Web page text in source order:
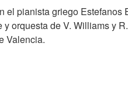
el pianista griego
orquesta de V. Williams y
Valencia.